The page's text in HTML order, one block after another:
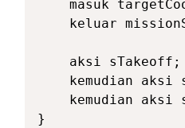
masuk
keluar
    aksi sTakeoff;
kemudian aksi
kemudian aksi
}